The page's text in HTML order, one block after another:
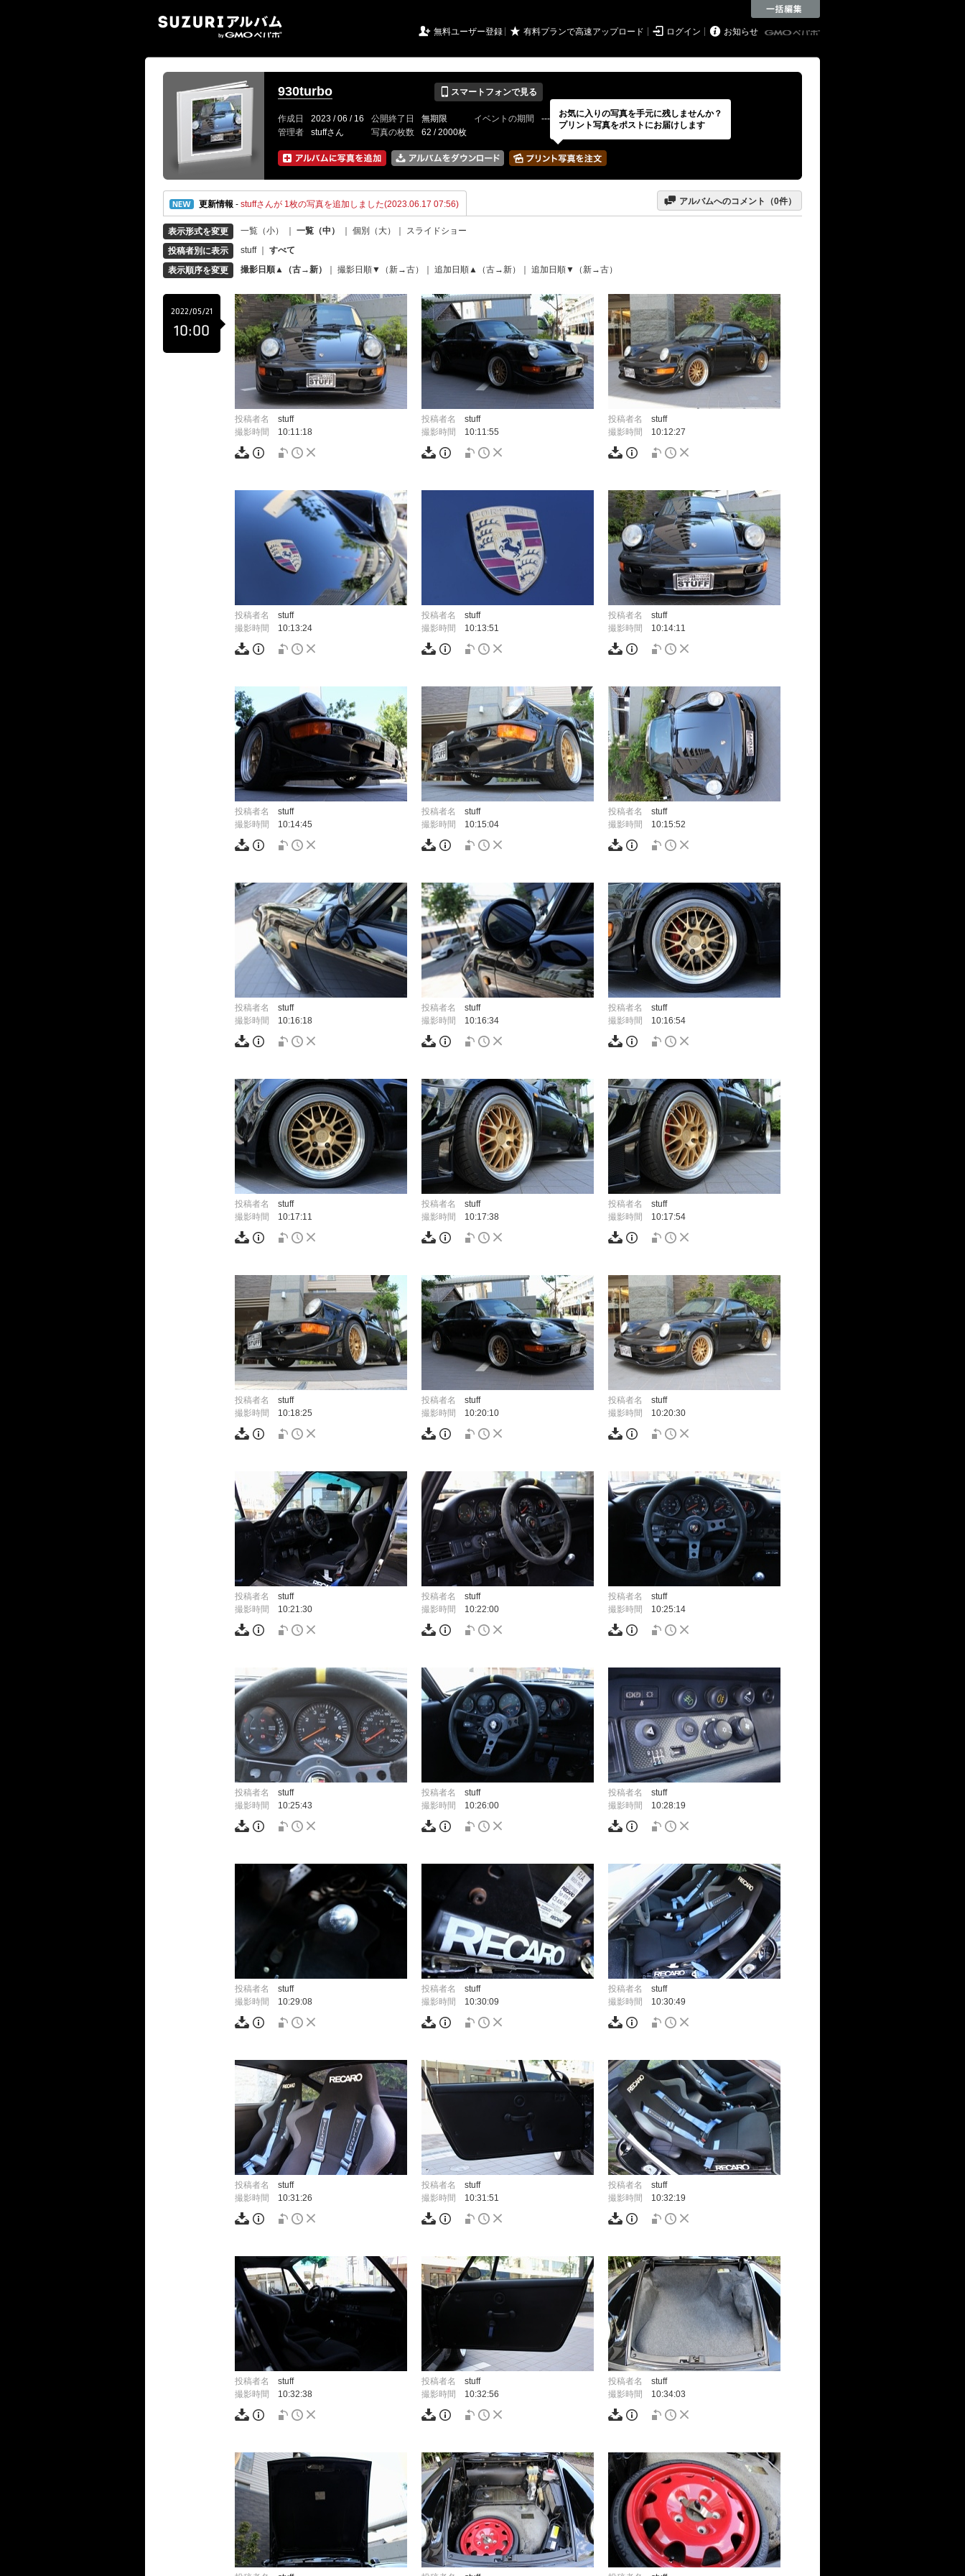
 無料ユーザー登録 ★ 有料プランで高速アップロード  ログイン  お知らせ
930turbo 📱 スマートフォンで見る
作成日 2023 / 06 / 16 公開終了日 無期限 イベントの期間
---
管理者
stuffさん 写真の枚数 62 / 2000枚
更新情報 - stuffさんが 1枚の写真を追加しました(2023.06.17 07:56)  アルバムへのコメント（0件）
表示形式を変更 一覧（小） 一覧（中） 個別（大）
スライドショー
投稿者別に表示
stuff｜ すべて
表示順序を変更
撮影日順▲（古→新） 撮影日順▼（新→古） 追加日順▲（古→新） 追加日順▼（新→古）
2022/05/21
10:00
投稿者名
stuff
撮影時間
10:11:18
投稿者名
stuff
撮影時間
10:11:55
投稿者名
stuff
撮影時間
10:12:27
投稿者名
stuff
撮影時間
10:13:24
投稿者名
stuff
撮影時間
10:13:51
投稿者名
stuff
撮影時間
10:14:11
投稿者名
stuff
撮影時間
10:14:45
投稿者名
stuff
撮影時間
10:15:04
投稿者名
stuff
撮影時間
10:15:52
投稿者名
stuff
撮影時間
10:16:18
投稿者名
stuff
撮影時間
10:16:34
投稿者名
stuff
撮影時間
10:16:54
投稿者名
stuff
撮影時間
10:17:11
投稿者名
stuff
撮影時間
10:17:38
投稿者名
stuff
撮影時間
10:17:54
投稿者名
stuff
撮影時間
10:18:25
投稿者名
stuff
撮影時間
10:20:10
投稿者名
stuff
撮影時間
10:20:30
投稿者名
stuff
撮影時間
10:21:30
投稿者名
stuff
撮影時間
10:22:00
投稿者名
stuff
撮影時間
10:25:14
投稿者名
stuff
撮影時間
10:25:43
投稿者名
stuff
撮影時間
10:26:00
投稿者名
stuff
撮影時間
10:28:19
投稿者名
stuff
撮影時間
10:29:08
投稿者名
stuff
撮影時間
10:30:09
投稿者名
stuff
撮影時間
10:30:49
投稿者名
stuff
撮影時間
10:31:26
投稿者名
stuff
撮影時間
10:31:51
投稿者名
stuff
撮影時間
10:32:19
投稿者名
stuff
撮影時間
10:32:38
投稿者名
stuff
撮影時間
10:32:56
投稿者名
stuff
撮影時間
10:34:03
お気に入りの写真を手元に残しませんか？
プリント写真をポストにお届けします